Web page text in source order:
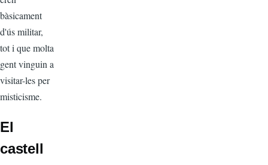
bàsicament
d'ús militar,
tot i que molta
gent vinguin a
visitar-les per
misticisme.
El
castell